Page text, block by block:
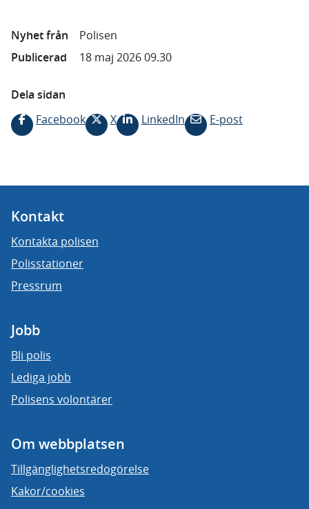
Nyhet från
Polisen
Publicerad
18 maj 2026 09.30
Dela sidan
Facebook
X LinkedIn E-post
Kontakt
Kontakta polisen
Polisstationer
Pressrum
Jobb
Bli polis
Lediga jobb
Polisens volontärer
Om webbplatsen
Tillgänglighetsredogörelse
Kakor/cookies